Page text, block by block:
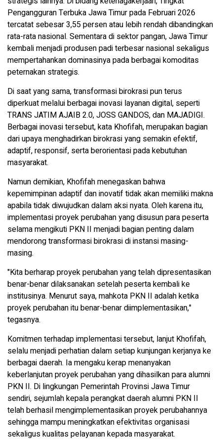
Pengangguran Terbuka Jawa Timur pada Februari 2026
tercatat sebesar 3,55 persen atau lebih rendah dibandingkan
rata-rata nasional. Sementara di sektor pangan, Jawa Timur
kembali menjadi produsen padi terbesar nasional sekaligus
mempertahankan dominasinya pada berbagai komoditas
peternakan strategis.
Di saat yang sama, transformasi birokrasi pun terus
diperkuat melalui berbagai inovasi layanan digital, seperti
TRANS JATIM AJAIB 2.0, JOSS GANDOS, dan MAJADIGI.
Berbagai inovasi tersebut, kata Khofifah, merupakan bagian
dari upaya menghadirkan birokrasi yang semakin efektif,
adaptif, responsif, serta berorientasi pada kebutuhan
masyarakat.
Namun demikian, Khofifah menegaskan bahwa
kepemimpinan adaptif dan inovatif tidak akan memiliki makna
apabila tidak diwujudkan dalam aksi nyata. Oleh karena itu,
implementasi proyek perubahan yang disusun para peserta
selama mengikuti PKN II menjadi bagian penting dalam
mendorong transformasi birokrasi di instansi masing-
masing.
"Kita berharap proyek perubahan yang telah dipresentasikan
benar-benar dilaksanakan setelah peserta kembali ke
institusinya. Menurut saya, mahkota PKN II adalah ketika
proyek perubahan itu benar-benar diimplementasikan,"
tegasnya.
Komitmen terhadap implementasi tersebut, lanjut Khofifah,
selalu menjadi perhatian dalam setiap kunjungan kerjanya ke
berbagai daerah. Ia mengaku kerap menanyakan
keberlanjutan proyek perubahan yang dihasilkan para alumni
PKN II. Di lingkungan Pemerintah Provinsi Jawa Timur
sendiri, sejumlah kepala perangkat daerah alumni PKN II
telah berhasil mengimplementasikan proyek perubahannya
sehingga mampu meningkatkan efektivitas organisasi
sekaligus kualitas pelayanan kepada masyarakat.